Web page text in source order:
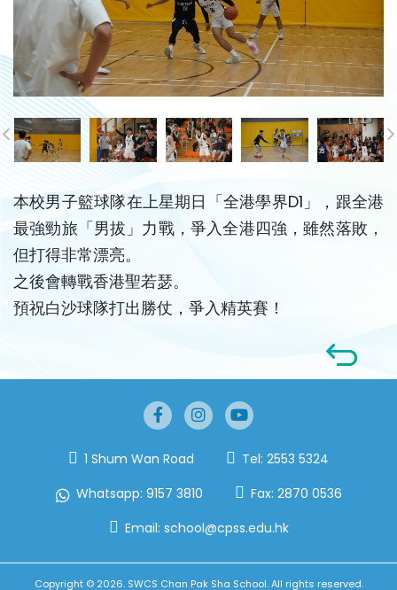
本校男子籃球隊在上星期日「全港學界D1」，跟全港
最強勁旅「男拔」力戰，爭入全港四強，雖然落敗，
但打得非常漂亮。
之後會轉戰香港聖若瑟。
預祝白沙球隊打出勝仗，爭入精英賽！
1 Shum Wan Road Tel: 2553 5324
Whatsapp: 9157 3810 Fax: 2870 0536
Email: school@cpss.edu.hk
Copyright © 2026. SWCS Chan Pak Sha School. All rights reserved.